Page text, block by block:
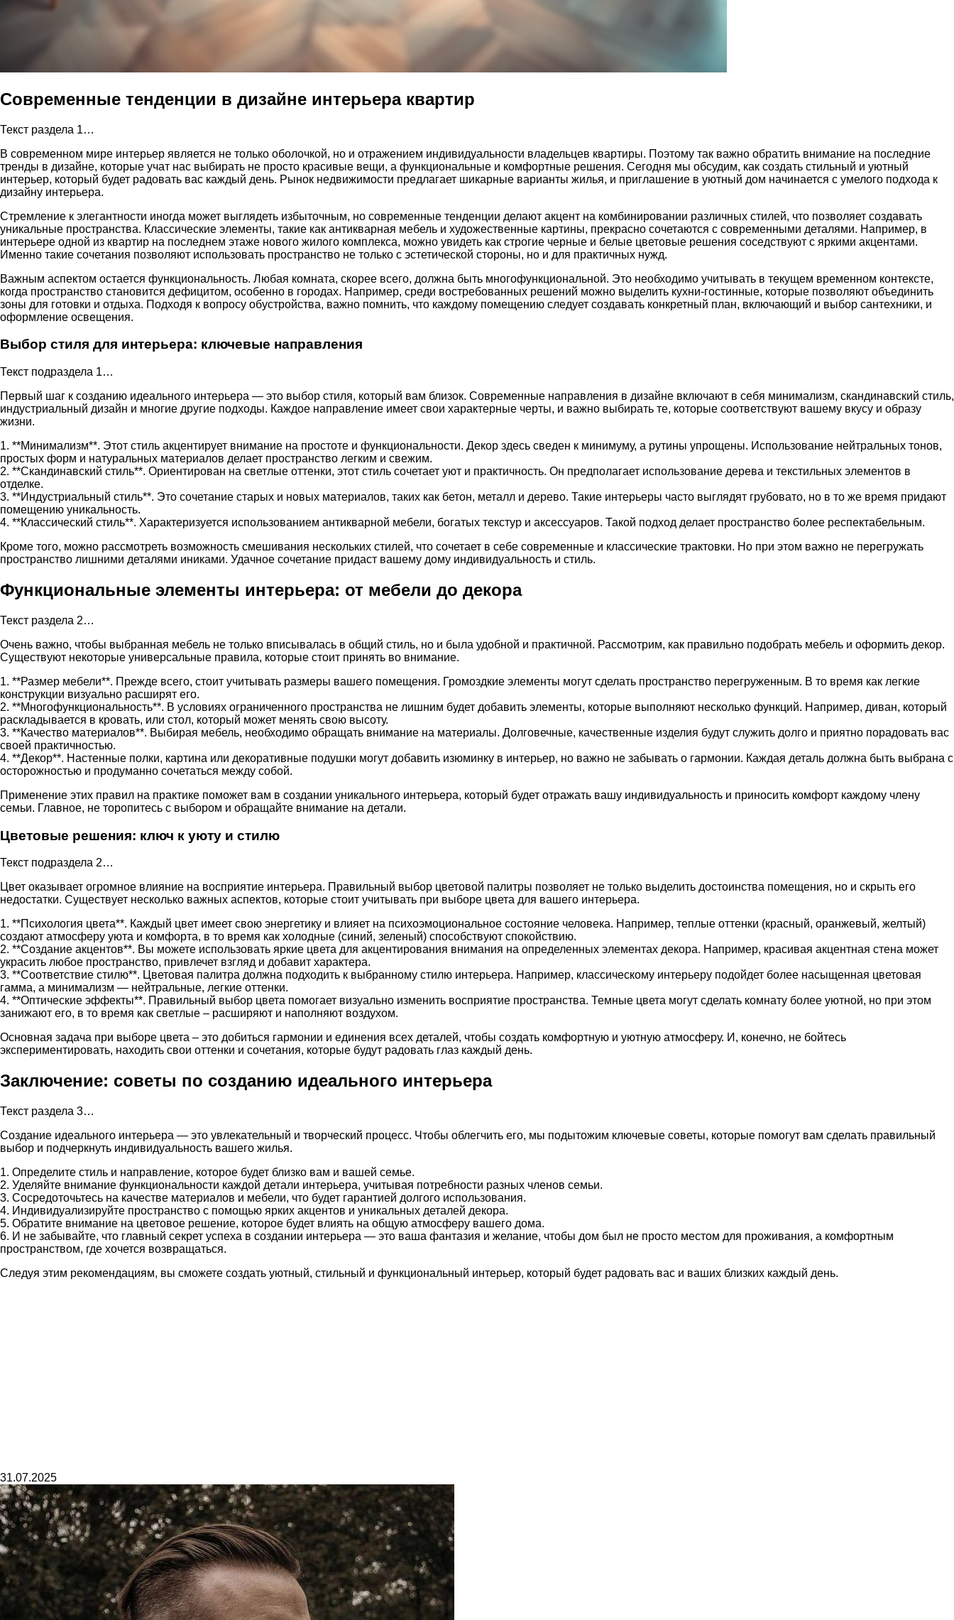
Современные тенденции в дизайне интерьера квартир
Текст раздела 1…
В современном мире интерьер является не только оболочкой, но и отражением индивидуальности владельцев квартиры. Поэтому так важно обратить внимание на последние
тренды в дизайне, которые учат нас выбирать не просто красивые вещи, а функциональные и комфортные решения. Сегодня мы обсудим, как создать стильный и уютный
интерьер, который будет радовать вас каждый день. Рынок недвижимости предлагает шикарные варианты жилья, и приглашение в уютный дом начинается с умелого подхода к
дизайну интерьера.
Стремление к элегантности иногда может выглядеть избыточным, но современные тенденции делают акцент на комбинировании различных стилей, что позволяет создавать
уникальные пространства. Классические элементы, такие как антикварная мебель и художественные картины, прекрасно сочетаются с современными деталями. Например, в
интерьере одной из квартир на последнем этаже нового жилого комплекса, можно увидеть как строгие черные и белые цветовые решения соседствуют с яркими акцентами.
Именно такие сочетания позволяют использовать пространство не только с эстетической стороны, но и для практичных нужд.
Важным аспектом остается функциональность. Любая комната, скорее всего, должна быть многофункциональной. Это необходимо учитывать в текущем временном контексте,
когда пространство становится дефицитом, особенно в городах. Например, среди востребованных решений можно выделить кухни-гостинные, которые позволяют объединить
зоны для готовки и отдыха. Подходя к вопросу обустройства, важно помнить, что каждому помещению следует создавать конкретный план, включающий и выбор сантехники, и
оформление освещения.
Выбор стиля для интерьера: ключевые направления
Текст подраздела 1…
Первый шаг к созданию идеального интерьера — это выбор стиля, который вам близок. Современные направления в дизайне включают в себя минимализм, скандинавский стиль,
индустриальный дизайн и многие другие подходы. Каждое направление имеет свои характерные черты, и важно выбирать те, которые соответствуют вашему вкусу и образу
жизни.
1. **Минимализм**. Этот стиль акцентирует внимание на простоте и функциональности. Декор здесь сведен к минимуму, а рутины упрощены. Использование нейтральных тонов,
простых форм и натуральных материалов делает пространство легким и свежим.
2. **Скандинавский стиль**. Ориентирован на светлые оттенки, этот стиль сочетает уют и практичность. Он предполагает использование дерева и текстильных элементов в
отделке.
3. **Индустриальный стиль**. Это сочетание старых и новых материалов, таких как бетон, металл и дерево. Такие интерьеры часто выглядят грубовато, но в то же время придают
помещению уникальность.
4. **Классический стиль**. Характеризуется использованием антикварной мебели, богатых текстур и аксессуаров. Такой подход делает пространство более респектабельным.
Кроме того, можно рассмотреть возможность смешивания нескольких стилей, что сочетает в себе современные и классические трактовки. Но при этом важно не перегружать
пространство лишними деталями иниками. Удачное сочетание придаст вашему дому индивидуальность и стиль.
Функциональные элементы интерьера: от мебели до декора
Текст раздела 2…
Очень важно, чтобы выбранная мебель не только вписывалась в общий стиль, но и была удобной и практичной. Рассмотрим, как правильно подобрать мебель и оформить декор.
Существуют некоторые универсальные правила, которые стоит принять во внимание.
1. **Размер мебели**. Прежде всего, стоит учитывать размеры вашего помещения. Громоздкие элементы могут сделать пространство перегруженным. В то время как легкие
конструкции визуально расширят его.
2. **Многофункциональность**. В условиях ограниченного пространства не лишним будет добавить элементы, которые выполняют несколько функций. Например, диван, который
раскладывается в кровать, или стол, который может менять свою высоту.
3. **Качество материалов**. Выбирая мебель, необходимо обращать внимание на материалы. Долговечные, качественные изделия будут служить долго и приятно порадовать вас
своей практичностью.
4. **Декор**. Настенные полки, картина или декоративные подушки могут добавить изюминку в интерьер, но важно не забывать о гармонии. Каждая деталь должна быть выбрана с
осторожностью и продуманно сочетаться между собой.
Применение этих правил на практике поможет вам в создании уникального интерьера, который будет отражать вашу индивидуальность и приносить комфорт каждому члену
семьи. Главное, не торопитесь с выбором и обращайте внимание на детали.
Цветовые решения: ключ к уюту и стилю
Текст подраздела 2…
Цвет оказывает огромное влияние на восприятие интерьера. Правильный выбор цветовой палитры позволяет не только выделить достоинства помещения, но и скрыть его
недостатки. Существует несколько важных аспектов, которые стоит учитывать при выборе цвета для вашего интерьера.
1. **Психология цвета**. Каждый цвет имеет свою энергетику и влияет на психоэмоциональное состояние человека. Например, теплые оттенки (красный, оранжевый, желтый)
создают атмосферу уюта и комфорта, в то время как холодные (синий, зеленый) способствуют спокойствию.
2. **Создание акцентов**. Вы можете использовать яркие цвета для акцентирования внимания на определенных элементах декора. Например, красивая акцентная стена может
украсить любое пространство, привлечет взгляд и добавит характера.
3. **Соответствие стилю**. Цветовая палитра должна подходить к выбранному стилю интерьера. Например, классическому интерьеру подойдет более насыщенная цветовая
гамма, а минимализм — нейтральные, легкие оттенки.
4. **Оптические эффекты**. Правильный выбор цвета помогает визуально изменить восприятие пространства. Темные цвета могут сделать комнату более уютной, но при этом
занижают его, в то время как светлые – расширяют и наполняют воздухом.
Основная задача при выборе цвета – это добиться гармонии и единения всех деталей, чтобы создать комфортную и уютную атмосферу. И, конечно, не бойтесь
экспериментировать, находить свои оттенки и сочетания, которые будут радовать глаз каждый день.
Заключение: советы по созданию идеального интерьера
Текст раздела 3…
Создание идеального интерьера — это увлекательный и творческий процесс. Чтобы облегчить его, мы подытожим ключевые советы, которые помогут вам сделать правильный
выбор и подчеркнуть индивидуальность вашего жилья.
1. Определите стиль и направление, которое будет близко вам и вашей семье.
2. Уделяйте внимание функциональности каждой детали интерьера, учитывая потребности разных членов семьи.
3. Сосредоточьтесь на качестве материалов и мебели, что будет гарантией долгого использования.
4. Индивидуализируйте пространство с помощью ярких акцентов и уникальных деталей декора.
5. Обратите внимание на цветовое решение, которое будет влиять на общую атмосферу вашего дома.
6. И не забывайте, что главный секрет успеха в создании интерьера — это ваша фантазия и желание, чтобы дом был не просто местом для проживания, а комфортным
пространством, где хочется возвращаться.
Следуя этим рекомендациям, вы сможете создать уютный, стильный и функциональный интерьер, который будет радовать вас и ваших близких каждый день.
31.07.2025